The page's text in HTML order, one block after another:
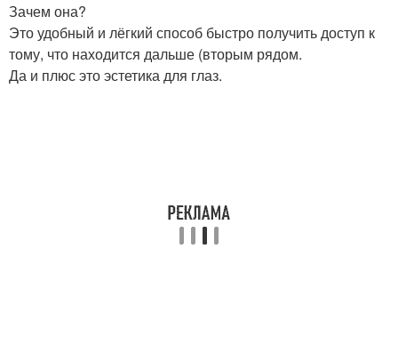
Зачем она?
Это удобный и лёгкий способ быстро получить доступ к
тому, что находится дальше (вторым рядом.
Да и плюс это эстетика для глаз.